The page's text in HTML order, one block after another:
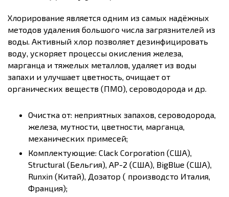
Хлорирование является одним из самых надёжных
методов удаления большого числа загрязнителей из
воды. Активный хлор позволяет дезинфицировать
воду, ускоряет процессы окисления железа,
марганца и тяжелых металлов, удаляет из воды
запахи и улучшает цветность, очищает от
органических веществ (ПМО), сероводорода и др.
Очистка от: неприятных запахов, сероводорода,
железа, мутности, цветности, марганца,
механических примесей;
Комплектующие: Clack Corporation (США),
Structural (Бельгия), AP-2 (США), BigBlue (США),
Runxin (Китай), Дозатор ( производсто Италия,
Франция);